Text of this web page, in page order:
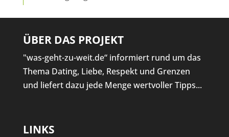
ÜBER DAS PROJEKT
"was-geht-zu-weit.de“ informiert rund um das
Thema Dating, Liebe, Respekt und Grenzen
und liefert dazu jede Menge wertvoller Tipps...
LINKS